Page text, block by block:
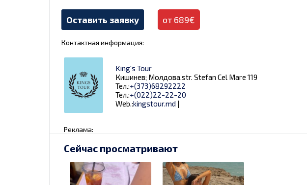
Оставить заявку от 689€
Контактная информация:
King's Tour
Кишинев; Молдова,str. Stefan Cel Mare 119
Тел.:+(373)68292222
Тел.:+(022)22-22-20
Web.:kingstour.md |
Реклама:
Сейчас просматривают